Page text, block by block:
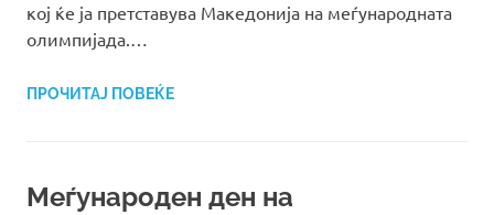
кој ќе ја претставува Македонија на меѓународната
олимпијада.…
ПРОЧИТАЈ ПОВЕЌЕ
Меѓународен ден на